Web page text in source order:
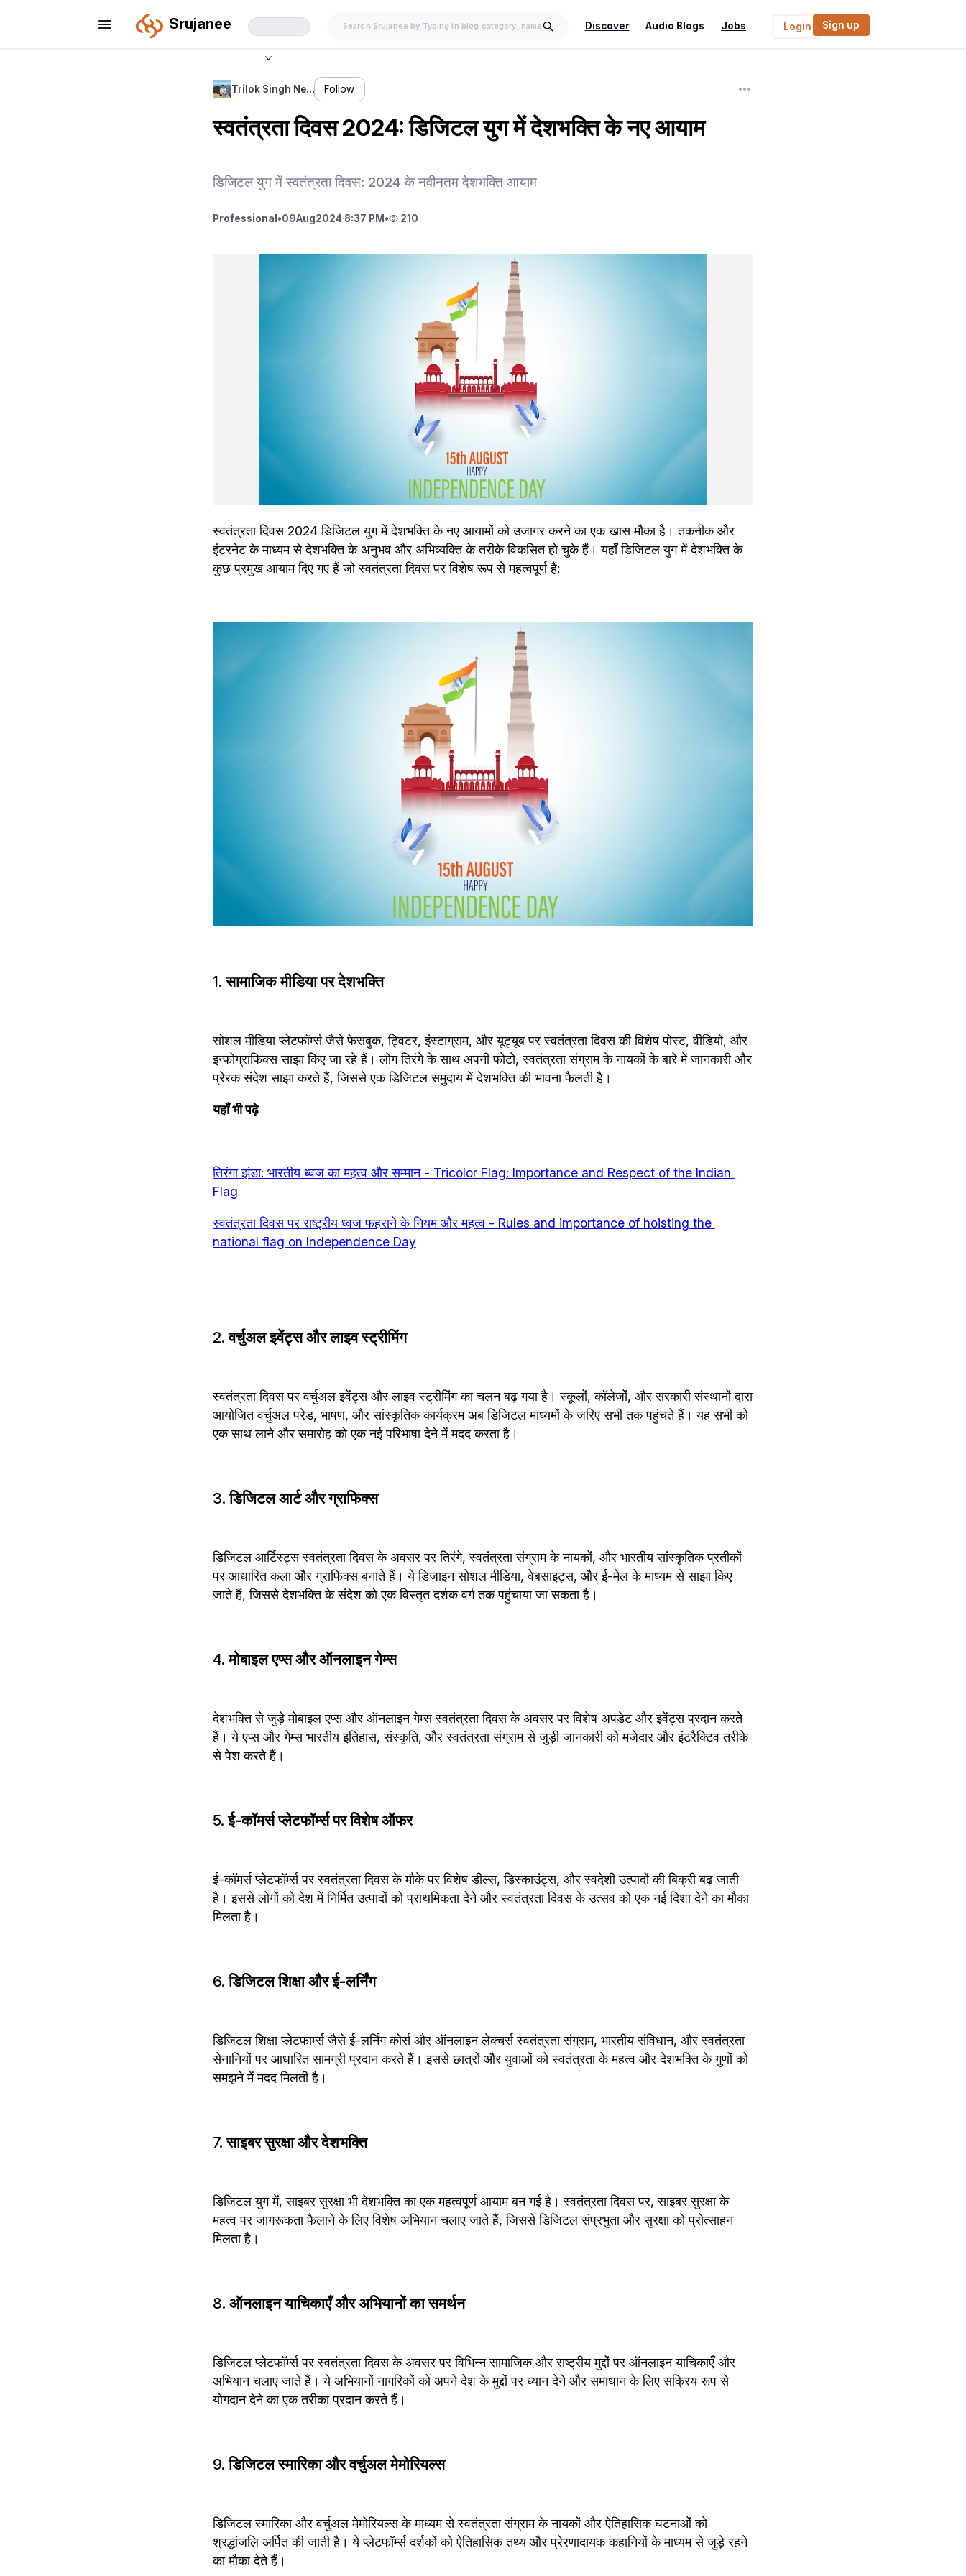
Srujanee Discover Audio Blogs Jobs Login Sign up
Trilok Singh Ne… Follow
स्वतंत्रता दिवस 2024: डिजिटल युग में देशभक्ति के नए आयाम
डिजिटल युग में स्वतंत्रता दिवस: 2024 के नवीनतम देशभक्ति आयाम
Professional •09Aug2024 8:37 PM • 210
स्वतंत्रता दिवस 2024 डिजिटल युग में देशभक्ति के नए आयामों को उजागर करने का एक खास मौका है। तकनीक और
इंटरनेट के माध्यम से देशभक्ति के अनुभव और अभिव्यक्ति के तरीके विकसित हो चुके हैं। यहाँ डिजिटल युग में देशभक्ति के
कुछ प्रमुख आयाम दिए गए हैं जो स्वतंत्रता दिवस पर विशेष रूप से महत्वपूर्ण हैं:
1. सामाजिक मीडिया पर देशभक्ति
सोशल मीडिया प्लेटफॉर्म्स जैसे फेसबुक, ट्विटर, इंस्टाग्राम, और यूट्यूब पर स्वतंत्रता दिवस की विशेष पोस्ट, वीडियो, और
इन्फोग्राफिक्स साझा किए जा रहे हैं। लोग तिरंगे के साथ अपनी फोटो, स्वतंत्रता संग्राम के नायकों के बारे में जानकारी और
प्रेरक संदेश साझा करते हैं, जिससे एक डिजिटल समुदाय में देशभक्ति की भावना फैलती है।
यहाँ भी पढ़े
तिरंगा झंडा: भारतीय ध्वज का महत्व और सम्मान - Tricolor Flag: Importance and Respect of the Indian
Flag
स्वतंत्रता दिवस पर राष्ट्रीय ध्वज फहराने के नियम और महत्व - Rules and importance of hoisting the
national flag on Independence Day
2. वर्चुअल इवेंट्स और लाइव स्ट्रीमिंग
स्वतंत्रता दिवस पर वर्चुअल इवेंट्स और लाइव स्ट्रीमिंग का चलन बढ़ गया है। स्कूलों, कॉलेजों, और सरकारी संस्थानों द्वारा
आयोजित वर्चुअल परेड, भाषण, और सांस्कृतिक कार्यक्रम अब डिजिटल माध्यमों के जरिए सभी तक पहुंचते हैं। यह सभी को
एक साथ लाने और समारोह को एक नई परिभाषा देने में मदद करता है।
3. डिजिटल आर्ट और ग्राफिक्स
डिजिटल आर्टिस्ट्स स्वतंत्रता दिवस के अवसर पर तिरंगे, स्वतंत्रता संग्राम के नायकों, और भारतीय सांस्कृतिक प्रतीकों
पर आधारित कला और ग्राफिक्स बनाते हैं। ये डिज़ाइन सोशल मीडिया, वेबसाइट्स, और ई-मेल के माध्यम से साझा किए
जाते हैं, जिससे देशभक्ति के संदेश को एक विस्तृत दर्शक वर्ग तक पहुंचाया जा सकता है।
4. मोबाइल एप्स और ऑनलाइन गेम्स
देशभक्ति से जुड़े मोबाइल एप्स और ऑनलाइन गेम्स स्वतंत्रता दिवस के अवसर पर विशेष अपडेट और इवेंट्स प्रदान करते
हैं। ये एप्स और गेम्स भारतीय इतिहास, संस्कृति, और स्वतंत्रता संग्राम से जुड़ी जानकारी को मजेदार और इंटरैक्टिव तरीके
से पेश करते हैं।
5. ई-कॉमर्स प्लेटफॉर्म्स पर विशेष ऑफर
ई-कॉमर्स प्लेटफॉर्म्स पर स्वतंत्रता दिवस के मौके पर विशेष डील्स, डिस्काउंट्स, और स्वदेशी उत्पादों की बिक्री बढ़ जाती
है। इससे लोगों को देश में निर्मित उत्पादों को प्राथमिकता देने और स्वतंत्रता दिवस के उत्सव को एक नई दिशा देने का मौका
मिलता है।
6. डिजिटल शिक्षा और ई-लर्निंग
डिजिटल शिक्षा प्लेटफार्म्स जैसे ई-लर्निंग कोर्स और ऑनलाइन लेक्चर्स स्वतंत्रता संग्राम, भारतीय संविधान, और स्वतंत्रता
सेनानियों पर आधारित सामग्री प्रदान करते हैं। इससे छात्रों और युवाओं को स्वतंत्रता के महत्व और देशभक्ति के गुणों को
समझने में मदद मिलती है।
7. साइबर सुरक्षा और देशभक्ति
डिजिटल युग में, साइबर सुरक्षा भी देशभक्ति का एक महत्वपूर्ण आयाम बन गई है। स्वतंत्रता दिवस पर, साइबर सुरक्षा के
महत्व पर जागरूकता फैलाने के लिए विशेष अभियान चलाए जाते हैं, जिससे डिजिटल संप्रभुता और सुरक्षा को प्रोत्साहन
मिलता है।
8. ऑनलाइन याचिकाएँ और अभियानों का समर्थन
डिजिटल प्लेटफॉर्म्स पर स्वतंत्रता दिवस के अवसर पर विभिन्न सामाजिक और राष्ट्रीय मुद्दों पर ऑनलाइन याचिकाएँ और
अभियान चलाए जाते हैं। ये अभियानों नागरिकों को अपने देश के मुद्दों पर ध्यान देने और समाधान के लिए सक्रिय रूप से
योगदान देने का एक तरीका प्रदान करते हैं।
9. डिजिटल स्मारिका और वर्चुअल मेमोरियल्स
डिजिटल स्मारिका और वर्चुअल मेमोरियल्स के माध्यम से स्वतंत्रता संग्राम के नायकों और ऐतिहासिक घटनाओं को
श्रद्धांजलि अर्पित की जाती है। ये प्लेटफॉर्म्स दर्शकों को ऐतिहासिक तथ्य और प्रेरणादायक कहानियों के माध्यम से जुड़े रहने
का मौका देते हैं।